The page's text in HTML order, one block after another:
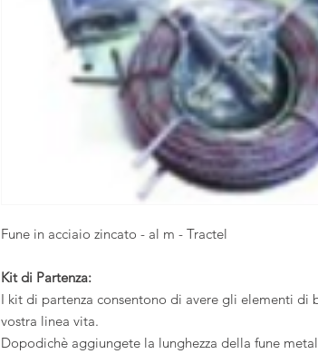
Fune in acciaio zincato - al m - Tractel
Kit di Partenza:
I kit di partenza consentono di avere gli elementi di
vostra linea vita.
Dopodichè aggiungete la lunghezza della fune